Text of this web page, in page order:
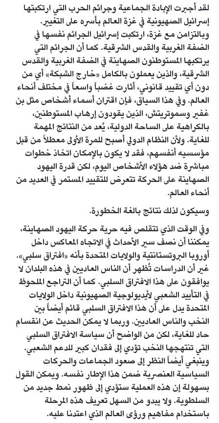
لقد أجبرت الإبادة الجماعية وجرائم الحرب التي ارتكبتها
إسرائيل الصهيونية في غزة العالم بأسره على التغيير.
وبالتزامن مع غزة، ارتكبت إسرائيل الجرائم نفسها في
الضفة الغربية والقدس الشرقية. كما أن الجرائم التي
يرتكبها المستوطنون الصهاينة في الضفة الغربية والقدس
الشرقية، والذين يعملون بالكامل «خارج الشبكة» أي من
دون أي تقييد قانوني، أثارت غضباً واسعاً في مختلف أنحاء
العالم. وفي هذا السياق، فإن اقتران أسماء أشخاص مثل بن
غفير وسموتريتش، الذين يقودون إرهاب المستوطنين،
بالكراهية على الساحة الدولية، يُعد من النتائج المهمة
للغاية. ولأن النظام الدولي أصبح للمرة الأولى معطلاً من قبل
مؤسسيه أنفسهم، فقد لا يكون بالإمكان اتخاذ خطوات
مباشرة ضد هؤلاء الأشخاص اليوم، لكن قدرة اليهود
الصهاينة على الحركة تتعرض للتقييد المستمر في العديد من
أنحاء العالم.
وسيكون لذلك نتائج بالغة الخطورة.
وفي الوقت الذي تتقلص فيه حرية حركة اليهود الصهاينة،
يمكننا أن نصف سير الأحداث في الاتجاه المعاكس داخل
أوروبا البروتستانتية والولايات المتحدة بأنه «افتراق سلبي».
غير أن الدراسات تُظهر أن الناس العاديين في هذه البلدان لا
يوافقون على هذا الافتراق السلبي. كما أن التراجع الملحوظ
في التأييد الشعبي لأيديولوجية الصهيونية داخل الولايات
المتحدة يدل على أن هذا الافتراق السلبي قائم أيضاً بين
النخب والناس العاديين. وربما لا يمكن الحديث عن انقسام
حاد للغاية، لكن من الواضح أن سياسة الافتراق السلبي
التي تنتهجها النخب تؤدي إلى فقدان كبير للدعم الشعبي.
وينبغي أيضاً النظر إلى صعود الجماعات والحركات
السياسية العنصرية ضمن هذا الإطار نفسه. ويمكن القول
بسهولة إن هذه العملية ستؤدي إلى ظهور نمط جديد من
السلطوية. ولا يبدو من السهل تعريف هذه المرحلة
باستخدام مفاهيم ورؤى العالم الذي اعتدنا عليه.